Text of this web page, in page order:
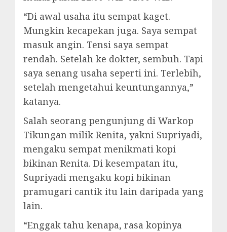
“Di awal usaha itu sempat kaget.
Mungkin kecapekan juga. Saya sempat
masuk angin. Tensi saya sempat
rendah. Setelah ke dokter, sembuh. Tapi
saya senang usaha seperti ini. Terlebih,
setelah mengetahui keuntungannya,”
katanya.
Salah seorang pengunjung di Warkop
Tikungan milik Renita, yakni Supriyadi,
mengaku sempat menikmati kopi
bikinan Renita. Di kesempatan itu,
Supriyadi mengaku kopi bikinan
pramugari cantik itu lain daripada yang
lain.
“Enggak tahu kenapa, rasa kopinya